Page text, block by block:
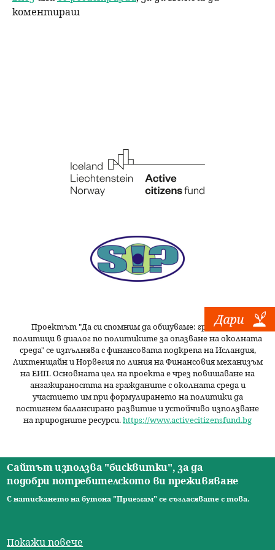
коментираш
Проектът "Да си спомним даобщуваме: граждани и
политици в диалог по политиките за опазване на околната
среда" се изпълнява с финансовата подкрепа на Исландия,
Лихтенщайн и Норвегия по линия на Финансовия механизъм
на ЕИП. Основната цел на проекта е чрез повишаване на
ангажираността на гражданите с околната среда и
участието им при формулирането на политики да
постигнем балансирано развитие и устойчиво използване
на природните ресурси.https://www.activecitizensfund.bg
О
н
Начало Новини Видео Ресурси За нас
Екип
Контакти
Сайтът използва "бисквитки", за да
подобри потребителското ви преживяване
С натискането на бутона "Приемам" се съгласявате с това.
Покажи повече